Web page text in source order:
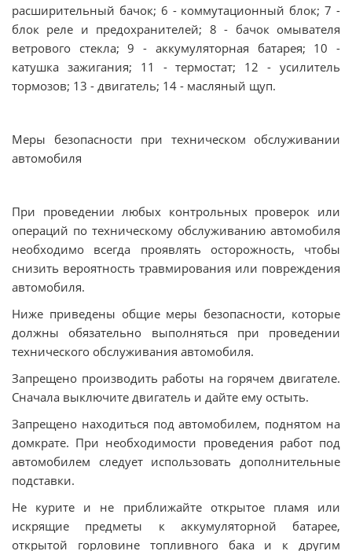
расширительный бачок; 6 - коммутационный блок; 7 -
блок реле и предохранителей; 8 - бачок омывателя
ветрового стекла; 9 - аккумуляторная батарея; 10 -
катушка зажигания; 11 - термостат; 12 - усилитель
тормозов; 13 - двигатель; 14 - масляный щуп.
Меры безопасности при техническом обслуживании
автомобиля
При проведении любых контрольных проверок или
операций по техническому обслуживанию автомобиля
необходимо всегда проявлять осторожность, чтобы
снизить вероятность травмирования или повреждения
автомобиля.
Ниже приведены общие меры безопасности, которые
должны обязательно выполняться при проведении
технического обслуживания автомобиля.
Запрещено производить работы на горячем двигателе.
Сначала выключите двигатель и дайте ему остыть.
Запрещено находиться под автомобилем, поднятом на
домкрате. При необходимости проведения работ под
автомобилем следует использовать дополнительные
подставки.
Не курите и не приближайте открытое пламя или
искрящие предметы к аккумуляторной батарее,
открытой горловине топливного бака и к другим